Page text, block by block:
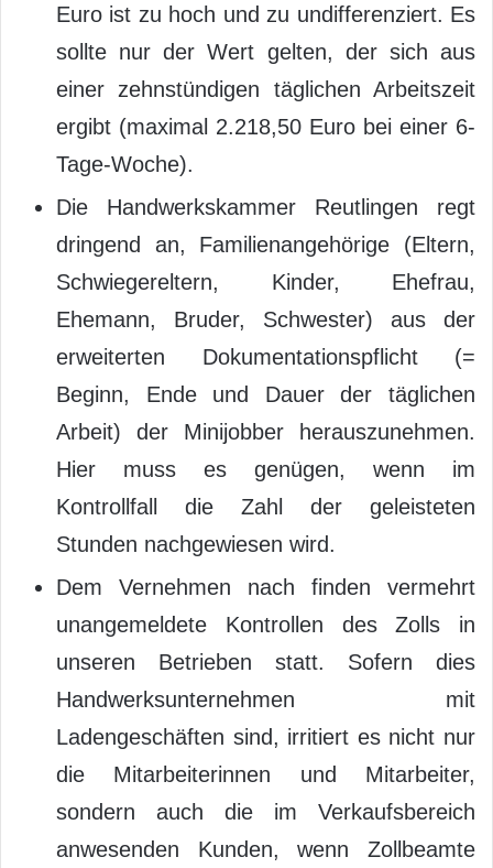
Euro ist zu hoch und zu undifferenziert. Es
sollte nur der Wert gelten, der sich aus
einer zehnstündigen täglichen Arbeitszeit
ergibt (maximal 2.218,50 Euro bei einer 6-
Tage-Woche).
Die Handwerkskammer Reutlingen regt
dringend an, Familienangehörige (Eltern,
Schwiegereltern, Kinder, Ehefrau,
Ehemann, Bruder, Schwester) aus der
erweiterten Dokumentationspflicht (=
Beginn, Ende und Dauer der täglichen
Arbeit) der Minijobber herauszunehmen.
Hier muss es genügen, wenn im
Kontrollfall die Zahl der geleisteten
Stunden nachgewiesen wird.
Dem Vernehmen nach finden vermehrt
unangemeldete Kontrollen des Zolls in
unseren Betrieben statt. Sofern dies
Handwerksunternehmen mit
Ladengeschäften sind, irritiert es nicht nur
die Mitarbeiterinnen und Mitarbeiter,
sondern auch die im Verkaufsbereich
anwesenden Kunden, wenn Zollbeamte